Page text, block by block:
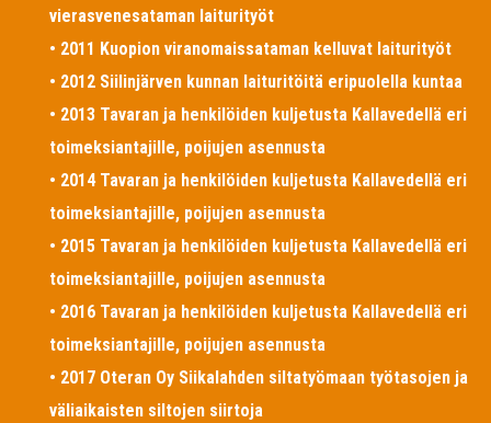
vierasvenesataman laiturityöt
• 2011 Kuopion viranomaissataman kelluvat laiturityöt
• 2012 Siilinjärven kunnan laituritöitä eripuolella kuntaa
• 2013 Tavaran ja henkilöiden kuljetusta Kallavedellä eri
toimeksiantajille, poijujen asennusta
• 2014 Tavaran ja henkilöiden kuljetusta Kallavedellä eri
toimeksiantajille, poijujen asennusta
• 2015 Tavaran ja henkilöiden kuljetusta Kallavedellä eri
toimeksiantajille, poijujen asennusta
• 2016 Tavaran ja henkilöiden kuljetusta Kallavedellä eri
toimeksiantajille, poijujen asennusta
• 2017 Oteran Oy Siikalahden siltatyömaan työtasojen ja
väliaikaisten siltojen siirtoja